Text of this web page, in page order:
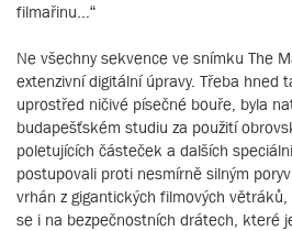
filmařinu...“
Ne všechny sekvence ve snímku The
extenzivní digitální úpravy. Třeba hned
uprostřed ničivé písečné bouře, byla
budapešťském studiu za použití
poletujících částeček a dalších
postupovali proti nesmírně silným
vrhán z gigantických filmových
se i na bezpečnostních drátech, které